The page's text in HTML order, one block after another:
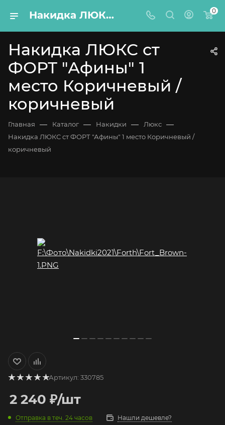
Накидка ЛЮКС ст ФОРТ "Афины" 1 место Коричневый / коричневый 0
Накидка ЛЮКС ст
ФОРТ "Афины" 1
место Коричневый /
коричневый
Главная — Каталог — Накидки — Люкс —
Накидка ЛЮКС ст ФОРТ "Афины" 1 место Коричневый /
коричневый
Артикул: 330785
2 240 ₽/шт
Отправка в теч. 24 часов Нашли дешевле?